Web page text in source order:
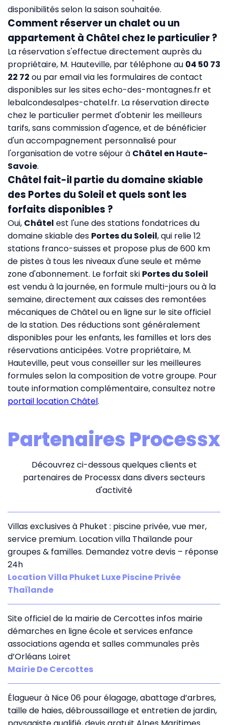
disponibilités selon la saison souhaitée.
Comment réserver un chalet ou un
appartement à Châtel chez le particulier ?
La réservation s'effectue directement auprès du
propriétaire, M. Hauteville, par téléphone au 04 50 73
22 72 ou par email via les formulaires de contact
disponibles sur les sitesecho-des-montagnes.fret
lebalcondesalpes-chatel.fr. La réservation directe
chez le particulier permet d'obtenir les meilleurs
tarifs, sans commission d'agence, et de bénéficier
d'un accompagnement personnalisé pour
l'organisation de votre séjour à Châtel en Haute-
Savoie.
Châtel fait-il partie du domaine skiable
des Portes du Soleil et quels sont les
forfaits disponibles ?
Oui, Châtel est l'une des stations fondatrices du
domaine skiable des Portes du Soleil, qui relie 12
stations franco-suisses et propose plus de 600 km
de pistes à tous les niveaux d'une seule et même
zone d'abonnement. Le forfait ski Portes du Soleil
est vendu à la journée, en formule multi-jours ou à la
semaine, directement aux caisses des remontées
mécaniques de Châtel ou en ligne sur le site officiel
de la station. Des réductions sont généralement
disponibles pour les enfants, les familles et lors des
réservations anticipées. Votre propriétaire, M.
Hauteville, peut vous conseiller sur les meilleures
formules selon la composition de votre groupe. Pour
toute information complémentaire, consultez notre
portail location Châtel.
Partenaires Processx
Découvrez ci-dessous quelques clients et
partenaires de Processx dans divers secteurs
d'activité
Villas exclusives à Phuket : piscine privée, vue mer,
service premium. Location villa Thaïlande pour
groupes & familles. Demandez votre devis – réponse
24h
Location Villa Phuket Luxe Piscine Privée
Thaïlande
Site officiel de la mairie de Cercottes infos mairie
démarches en ligne école et services enfance
associations agenda et salles communales près
d’Orléans Loiret
Mairie De Cercottes
Élagueur à Nice 06 pour élagage, abattage d’arbres,
taille de haies, débroussaillage et entretien de jardin,